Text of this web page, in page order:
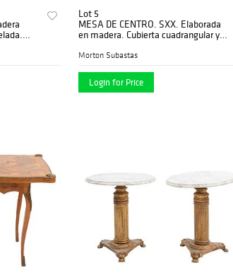
Lot 5
MESA DE CENTRO. SXX. Elaborada
en madera. Cubierta cuadrangular y
elementos geométricos y orgánicos.
Morton Subastas
Login for Price